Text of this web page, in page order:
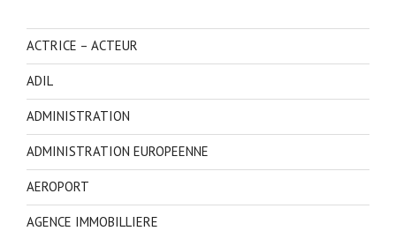
ACTRICE – ACTEUR
ADIL
ADMINISTRATION
ADMINISTRATION EUROPEENNE
AEROPORT
AGENCE IMMOBILLIERE